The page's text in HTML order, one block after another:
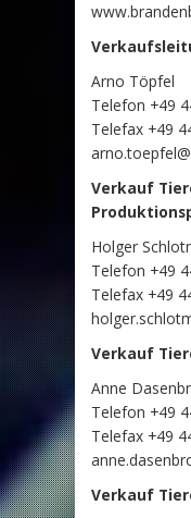
Arno Töpfel
Telefon +49
Telefax +49
Verkauf
Holger
Telefon +49
Telefax +49
Verkauf
Anne
Telefon +49
Telefax +49
Verkauf